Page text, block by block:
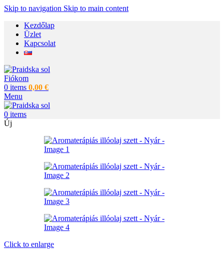
Skip to navigation Skip to main content
Kezdőlap
Üzlet
Kapcsolat
Fiókom
0 items 0,00 €
Menu
0 items
Új
Click to enlarge